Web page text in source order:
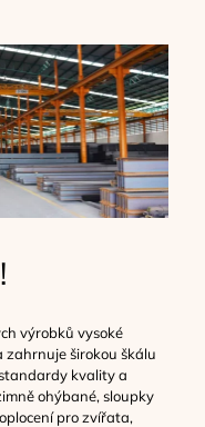
výrobků vysoké
zahrnuje širokou škálu
kvality a
ohýbané, sloupky
pro zvířata,